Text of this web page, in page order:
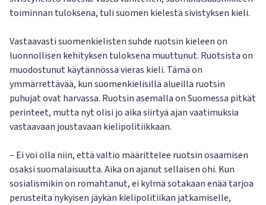
toiminnan tuloksena, tuli suomen kielestä sivistyksen kieli.
Vastaavasti suomenkielisten suhde ruotsin kieleen on
luonnollisen kehityksen tuloksena muuttunut. Ruotsista on
muodostunut käytännössä vieras kieli. Tämä on
ymmärrettävää, kun suomenkielisillä alueilla ruotsin
puhujat ovat harvassa. Ruotsin asemalla on Suomessa pitkät
perinteet, mutta nyt olisi jo aika siirtyä ajan vaatimuksia
vastaavaan joustavaan kielipolitiikkaan.
– Ei voi olla niin, että valtio määrittelee ruotsin osaamisen
osaksi suomalaisuutta. Aika on ajanut sellaisen ohi. Kun
sosialismikin on romahtanut, ei kylmä sotakaan enää tarjoa
perusteita nykyisen jäykän kielipolitiikan jatkamiselle,